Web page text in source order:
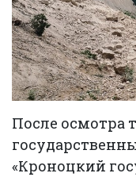
После осмотра
«Кроноцкий